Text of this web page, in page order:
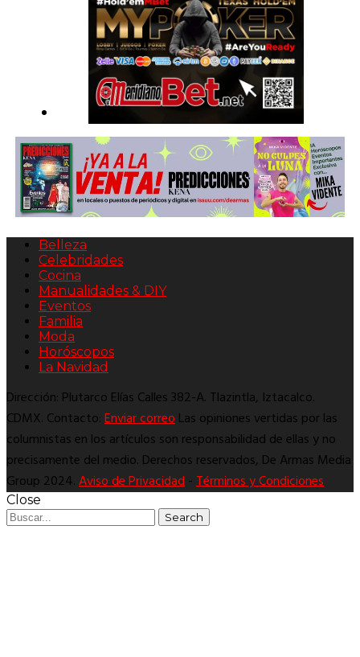
Belleza
Celebridades
Cocina
Manualidades & DIY
Eventos
Familia
Moda
Horóscopos
La Navidad
Dirección: Plutarco Elías Calles 382-A. Tlazintla, Iztacalco.
CDMX. Contacto:Enviar correoLas opiniones vertidas por las
columnistas en los artículos son responsabilidad de ellas y no
precisamente del medio. Derechos reservados, De Armas Media
Group 2024.Aviso de Privacidad-Términos y Condiciones
Close